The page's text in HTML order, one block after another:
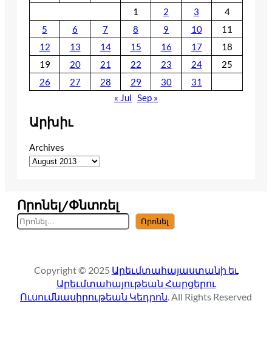
1
2 3
4
5
6 7 8 9 10
11
12
13 14 15 16 17
18
19
20 21 22 23 24
25
26
27 28 29 30
31
« Jul Sep »
Արխիւ
Archives
Որոնել/Փնտռել
S
e
c
h
Որոնել
Copyright © 2025 Արեւմտահայաստանի եւ
Արեւմտահայութեան Հարցերու
Ուսումնասիրութեան Կեդրոն. All Rights Reserved